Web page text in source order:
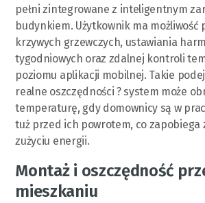
pełni zintegrowane z inteligentnym
budynkiem. Użytkownik ma możliwość
krzywych grzewczych, ustawiania
tygodniowych oraz zdalnej kontroli
poziomu aplikacji mobilnej. Takie
realne oszczędności ? system może
temperaturę, gdy domownicy są w
tuż przed ich powrotem, co zapobiega
zużyciu energii.
Montaż i oszczędność
mieszkaniu